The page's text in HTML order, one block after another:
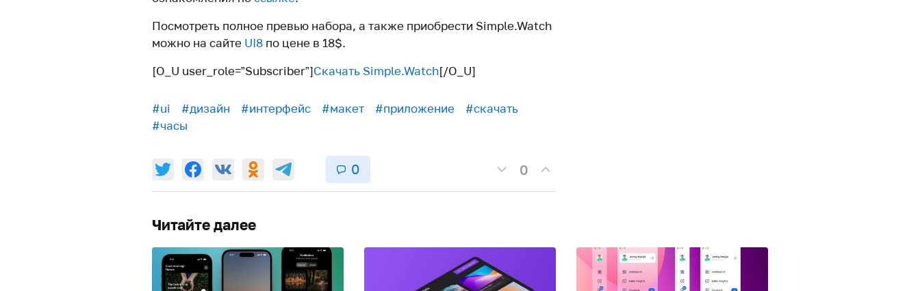
Посмотреть полное превью набора, а также приобрести Simple.Watch
можно на сайте UI8 по цене в 18$.
[O_U user_role=”Subscriber”]Скачать Simple.Watch[/O_U]
#ui #дизайн #интерфейс #макет #приложение
#скачать
#часы
0 0
Читайте далее